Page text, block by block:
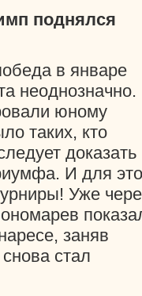
поднялся
в январе
неоднозначно.
юному
таких, кто
доказать
И для
Уже
заняв
стал